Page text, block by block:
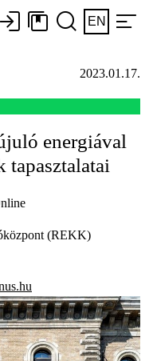
EN
2023.01.17.
energiával
(REKK)